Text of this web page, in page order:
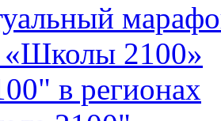
2100»
в регионах